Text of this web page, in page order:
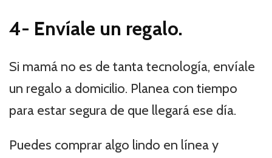
4- Envíale un regalo.
Si mamá no es de tanta tecnología, envíale
un regalo a domicilio. Planea con tiempo
para estar segura de que llegará ese día.
Puedes comprar algo lindo en línea y